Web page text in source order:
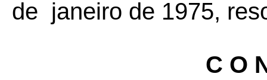
de janeiro de 1975,
C O